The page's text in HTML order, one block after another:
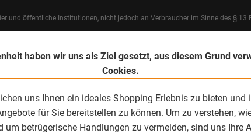
und öffentliche Institutionen, nicht jedoch an Verbraucher im Sinne des § 13
haben wir uns als Ziel gesetzt, aus diesem Grund
Cookies.
uns Ihnen ein ideales Shopping Erlebnis zu bieten und
für Sie bereitstellen zu können. Um zu verstehen,
um betrügerische Handlungen zu vermeiden, sind uns Ihre